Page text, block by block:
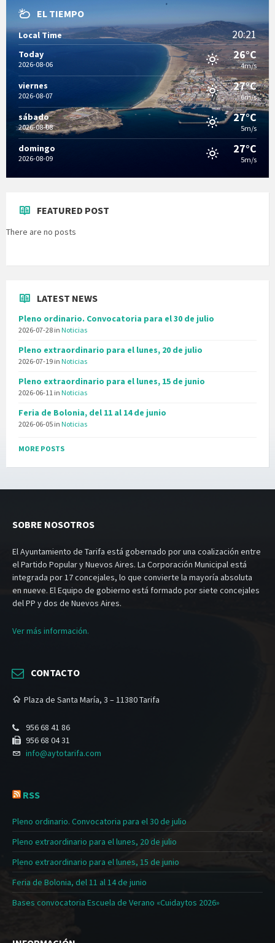
EL TIEMPO
Local Time 20:21
Today
2026-08-06
26°C
4m/s
viernes
2026-08-07
27°C
6m/s
sábado
2026-08-08
27°C
5m/s
domingo
2026-08-09
27°C
5m/s
FEATURED POST
There are no posts
LATEST NEWS
Pleno ordinario. Convocatoria para el 30 de julio
2026-07-28 in Noticias
Pleno extraordinario para el lunes, 20 de julio
2026-07-19 in Noticias
Pleno extraordinario para el lunes, 15 de junio
2026-06-11 in Noticias
Feria de Bolonia, del 11 al 14 de junio
2026-06-05 in Noticias
MORE POSTS
SOBRE NOSOTROS
El Ayuntamiento de Tarifa está gobernado por una coalización entre
el Partido Popular y Nuevos Aires. La Corporación Municipal está
integrada por 17 concejales, lo que convierte la mayoría absoluta
en nueve. El Equipo de gobierno está formado por siete concejales
del PP y dos de Nuevos Aires.
Ver más información.
CONTACTO
Plaza de Santa María, 3 – 11380 Tarifa
956 68 41 86
956 68 04 31
info@aytotarifa.com
RSS
Pleno ordinario. Convocatoria para el 30 de julio
Pleno extraordinario para el lunes, 20 de julio
Pleno extraordinario para el lunes, 15 de junio
Feria de Bolonia, del 11 al 14 de junio
Bases convocatoria Escuela de Verano «Cuidaytos 2026»